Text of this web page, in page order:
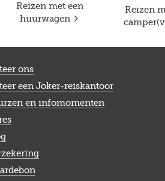
Reizen met een
huurwagen
Reizen
ons
een Joker-reiskantoor
en infomomenten